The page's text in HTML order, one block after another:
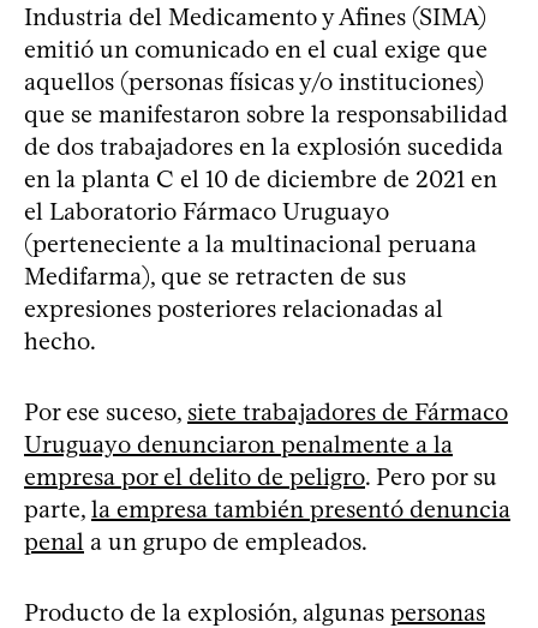
Industria del Medicamento y Afines (SIMA)
emitió un comunicado en el cual exige que
aquellos (personas físicas y/o instituciones)
que se manifestaron sobre la responsabilidad
de dos trabajadores en la explosión sucedida
en la planta C el 10 de diciembre de 2021 en
el Laboratorio Fármaco Uruguayo
(perteneciente a la multinacional peruana
Medifarma), que se retracten de sus
expresiones posteriores relacionadas al
hecho.
Por ese suceso, siete trabajadores de Fármaco
Uruguayo denunciaron penalmente a la
empresa por el delito de peligro. Pero por su
parte, la empresa también presentó denuncia
penal a un grupo de empleados.
Producto de la explosión, algunas personas